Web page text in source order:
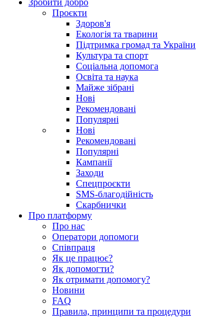
Зробити добро
Проєкти
Здоров'я
Екологія та тварини
Підтримка громад та України
Культура та спорт
Соціальна допомога
Освіта та наука
Майже зібрані
Нові
Рекомендовані
Популярні
Нові
Рекомендовані
Популярні
Кампанії
Заходи
Спецпроєкти
SMS-благодійність
Скарбнички
Про платформу
Про нас
Оператори допомоги
Співпраця
Як це працює?
Як допомогти?
Як отримати допомогу?
Новини
FAQ
Правила, принципи та процедури